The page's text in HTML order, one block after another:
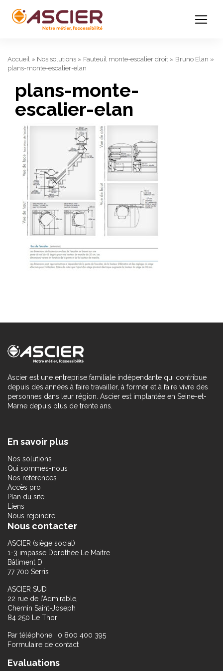
Accueil » Nos solutions » Fauteuil monte-escalier droit » Bruno Elan »
plans-monte-escalier-elan
plans-monte-
escalier-elan
Ascier est une entreprise familiale indépendante qui contribue
depuis des années à faire travailler, à former et à faire vivre des
personnes dans leur région. Ascier est implantée en Seine-et-
Marne depuis plus de trente ans.
En savoir plus
Nos solutions
Qui sommes-nous
Nos références
Accès pro
Plan du site
Liens
Nous rejoindre
Nous contacter
ASCIER (siège social)
1-3 impasse Dorothée Le Maitre
Bâtiment D
77 700 Serris
ASCIER SUD
22 rue de l’Admirable,
Chemin Saint-Joseph
84 250 Le Thor
Par téléphone : 0 800 400 395
Formulaire de contact
Evaluations